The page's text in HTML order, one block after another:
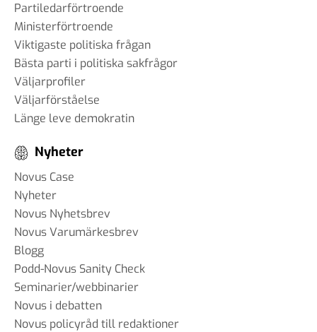
Partiledarförtroende
Ministerförtroende
Viktigaste politiska frågan
Bästa parti i politiska sakfrågor
Väljarprofiler
Väljarförståelse
Länge leve demokratin
Nyheter
Novus Case
Nyheter
Novus Nyhetsbrev
Novus Varumärkesbrev
Blogg
Podd-Novus Sanity Check
Seminarier/webbinarier
Novus i debatten
Novus policyråd till redaktioner